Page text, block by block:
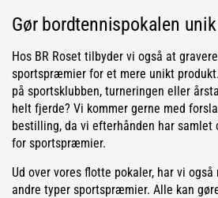
Gør bordtennispokalen
Hos BR Roset tilbyder vi også at
sportspræmier for et mere unikt
på sportsklubben, turneringen eller
helt fjerde? Vi kommer gerne med
bestilling, da vi efterhånden har samlet
for sportspræmier.
Ud over vores flotte pokaler, har vi
andre typer sportspræmier. Alle kan